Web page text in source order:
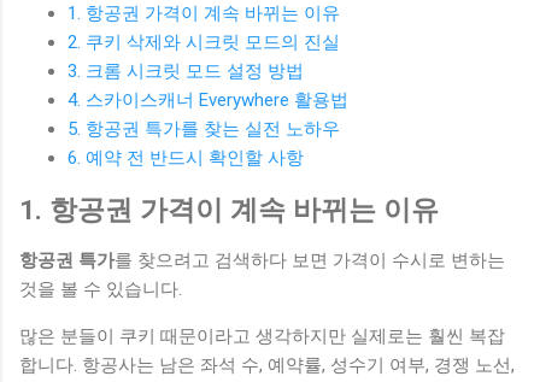
1. 항공권 가격이 계속 바뀌는 이유
2. 쿠키 삭제와 시크릿 모드의 진실
3. 크롬 시크릿 모드 설정 방법
4. 스카이스캐너 Everywhere 활용법
5. 항공권 특가를 찾는 실전 노하우
6. 예약 전 반드시 확인할 사항
1. 항공권 가격이 계속 바뀌는 이유
항공권 특가를 찾으려고 검색하다 보면 가격이 수시로 변하는
것을 볼 수 있습니다.
많은 분들이 쿠키 때문이라고 생각하지만 실제로는 훨씬 복잡
합니다. 항공사는 남은 좌석 수, 예약률, 성수기 여부, 경쟁 노선,